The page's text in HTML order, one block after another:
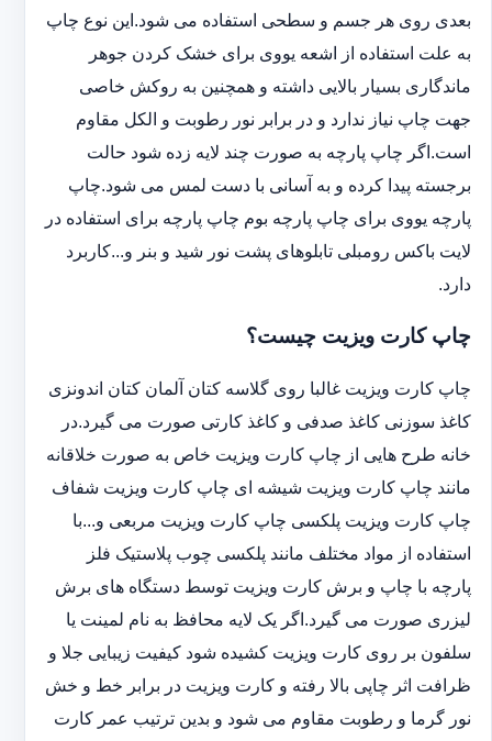
بعدی روی هر جسم و سطحی استفاده می شود.این نوع چاپ
به علت استفاده از اشعه یووی برای خشک کردن جوهر
ماندگاری بسیار بالایی داشته و همچنین به روکش خاصی
جهت چاپ نیاز ندارد و در برابر نور رطوبت و الکل مقاوم
است.اگر چاپ پارچه به صورت چند لایه زده شود حالت
برجسته پیدا کرده و به آسانی با دست لمس می شود.چاپ
پارچه یووی برای چاپ پارچه بوم چاپ پارچه برای استفاده در
لایت باکس رومبلی تابلوهای پشت نور شید و بنر و...کاربرد
دارد.
چاپ کارت ویزیت چیست؟
چاپ کارت ویزیت غالبا روی گلاسه کتان آلمان کتان اندونزی
کاغذ سوزنی کاغذ صدفی و کاغذ کارتی صورت می گیرد.در
خانه طرح هایی از چاپ کارت ویزیت خاص به صورت خلاقانه
مانند چاپ کارت ویزیت شیشه ای چاپ کارت ویزیت شفاف
چاپ کارت ویزیت پلکسی چاپ کارت ویزیت مربعی و...با
استفاده از مواد مختلف مانند پلکسی چوب پلاستیک فلز
پارچه با چاپ و برش کارت ویزیت توسط دستگاه های برش
لیزری صورت می گیرد.اگر یک لایه محافظ به نام لمینت یا
سلفون بر روی کارت ویزیت کشیده شود کیفیت زیبایی جلا و
ظرافت اثر چاپی بالا رفته و کارت ویزیت در برابر خط و خش
نور گرما و رطوبت مقاوم می شود و بدین ترتیب عمر کارت